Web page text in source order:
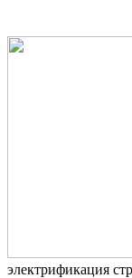
электрификация